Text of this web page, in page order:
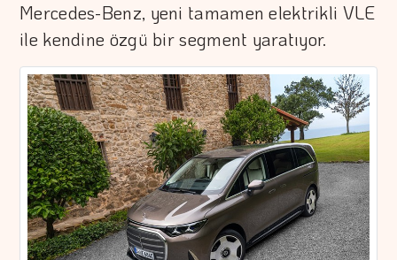
Mercedes-Benz, yeni tamamen elektrikli VLE
ile kendine özgü bir segment yaratıyor.